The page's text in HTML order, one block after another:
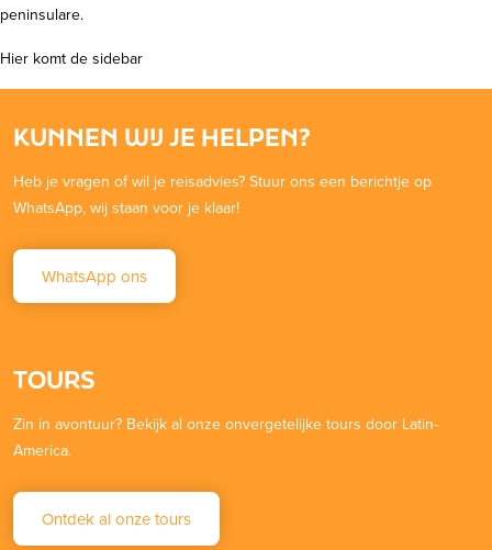
peninsulare.
Hier komt de sidebar
KUNNEN WIJ JE HELPEN?
Heb je vragen of wil je reisadvies? Stuur ons een berichtje op
WhatsApp, wij staan voor je klaar!
WhatsApp ons
TOURS
Zin in avontuur? Bekijk al onze onvergetelijke tours door Latin-
America.
Ontdek al onze tours